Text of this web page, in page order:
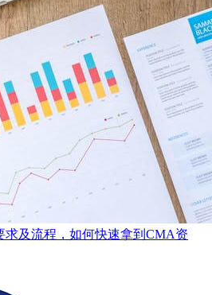
及流程，如何快速拿到CMA资